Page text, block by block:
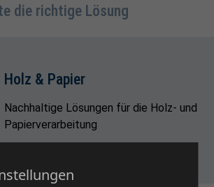
die richtige Lösung
Holz & Papier
Nachhaltige Lösungen für die Holz- und
Papierverarbeitung